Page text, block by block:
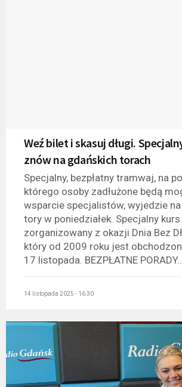
Weź bilet i skasuj długi.
znów na gdańskich torach
Specjalny, bezpłatny tramwaj, na
którego osoby zadłużone będą
wsparcie specjalistów, wyjedzie
tory w poniedziałek. Specjalny
zorganizowany z okazji Dnia Bez
który od 2009 roku jest
17 listopada. BEZPŁATNE PORADY...
14 listopada 2025 - 16:30